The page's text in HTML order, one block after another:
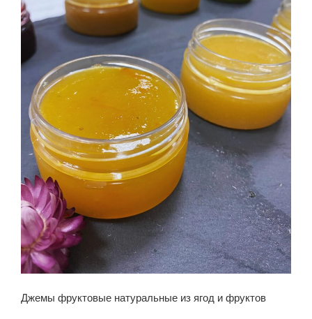
Джемы фруктовые натуральные из ягод и фруктов